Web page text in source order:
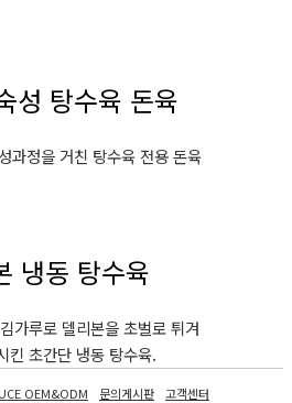
성 탕수육 돈육
과정을 거친 탕수육 전용 돈육
냉동 탕수육
가루로 델리본을 초벌로 튀겨
킨 초간단 냉동 탕수육.
OEM&ODM 문의게시판 고객센터